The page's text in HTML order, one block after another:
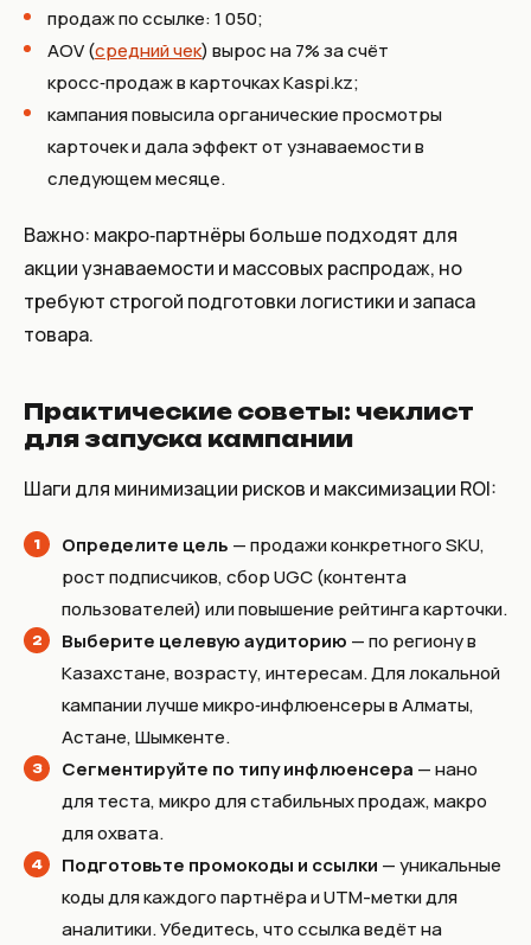
продаж по ссылке: 1 050;
AOV (средний чек) вырос на 7% за счёт
кросс‑продаж в карточках Kaspi.kz;
кампания повысила органические просмотры
карточек и дала эффект от узнаваемости в
следующем месяце.
Важно: макро‑партнёры больше подходят для
акции узнаваемости и массовых распродаж, но
требуют строгой подготовки логистики и запаса
товара.
Практические советы: чеклист
для запуска кампании
Шаги для минимизации рисков и максимизации ROI:
Определите цель — продажи конкретного SKU,
рост подписчиков, сбор UGC (контента
пользователей) или повышение рейтинга карточки.
Выберите целевую аудиторию — по региону в
Казахстане, возрасту, интересам. Для локальной
кампании лучше микро‑инфлюенсеры в Алматы,
Астане, Шымкенте.
Сегментируйте по типу инфлюенсера — нано
для теста, микро для стабильных продаж, макро
для охвата.
Подготовьте промокоды и ссылки — уникальные
коды для каждого партнёра и UTM-метки для
аналитики. Убедитесь, что ссылка ведёт на